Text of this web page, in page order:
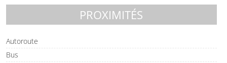
PROXIMITÉS
Autoroute
Bus